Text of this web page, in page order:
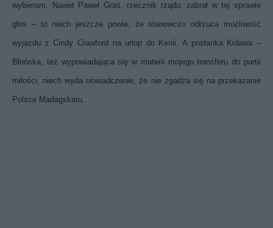
wybieram. Nawet Paweł Graś, rzecznik rządu, zabrał w tej sprawie
głos – to niech jeszcze powie, że stanowczo odrzuca możliwość
wyjazdu z Cindy Crawford na urlop do Kenii. A posłanka Kidawa –
Błońska, też wypowiadająca się w materii mojego transferu do partii
miłości, niech wyda oświadczenie, że nie zgadza się na przekazanie
Polsce Madagskaru.